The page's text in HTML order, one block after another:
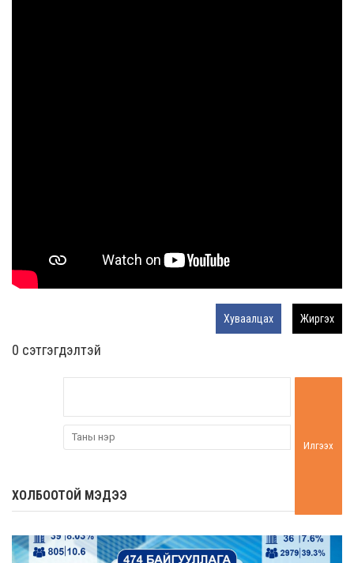
Хуваалцах Жиргэх
0 cэтгэгдэлтэй
Илгээх
ХОЛБООТОЙ МЭДЭЭ